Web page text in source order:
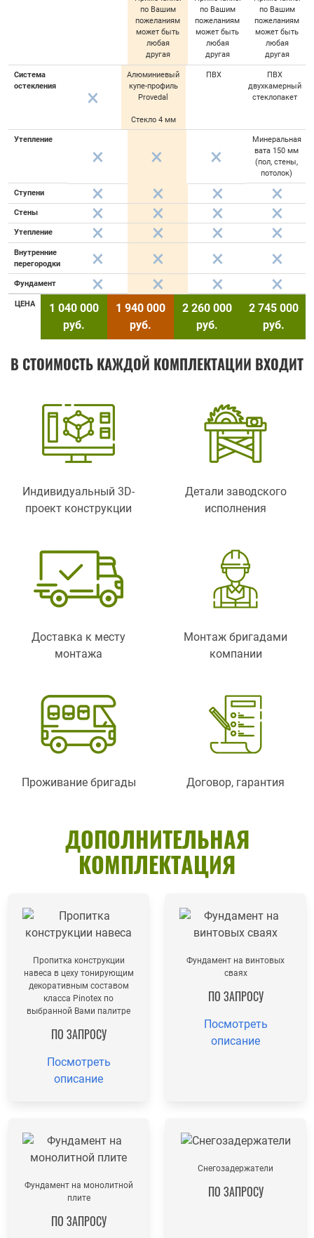
по Вашим
пожеланиям
может быть
любая
другая
по Вашим
пожеланиям
может быть
любая
другая
по Вашим
пожеланиям
может быть
любая
другая
Система
остекления
Алюминиевый
купе-профиль
Provedal
Стекло 4 мм
ПВХ
ПВХ
двухкамерный
стеклопакет
Утепление
Минеральная
вата 150 мм
(пол, стены,
потолок)
Ступени
Стены
Утепление
Внутренние
перегородки
Фундамент
ЦЕНА
1 040 000
руб.
1 940 000
руб.
2 260 000
руб.
2 745 000
руб.
В СТОИМОСТЬ КАЖДОЙ КОМПЛЕКТАЦИИ ВХОДИТ
Индивидуальный 3D-
проект конструкции
Детали заводского
исполнения
Доставка к месту
монтажа
Монтаж бригадами
компании
Проживание бригады Договор, гарантия
ДОПОЛНИТЕЛЬНАЯ
КОМПЛЕКТАЦИЯ
Пропитка конструкции
навеса в цеху тонирующим
декоративным составом
класса Pinotex по
выбранной Вами палитре
ПО ЗАПРОСУ
Посмотреть
описание
Фундамент на винтовых
сваях
ПО ЗАПРОСУ
Посмотреть
описание
Фундамент на монолитной
плите
ПО ЗАПРОСУ
Снегозадержатели
ПО ЗАПРОСУ